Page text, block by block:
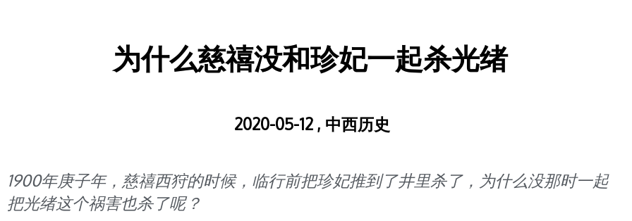
为什么慈禧没和珍妃一起杀光绪
2020-05-12 , 中西历史
1900年庚子年，慈禧西狩的时候，临行前把珍妃推到了井里杀了，为什么没那时一起
把光绪这个祸害也杀了呢？